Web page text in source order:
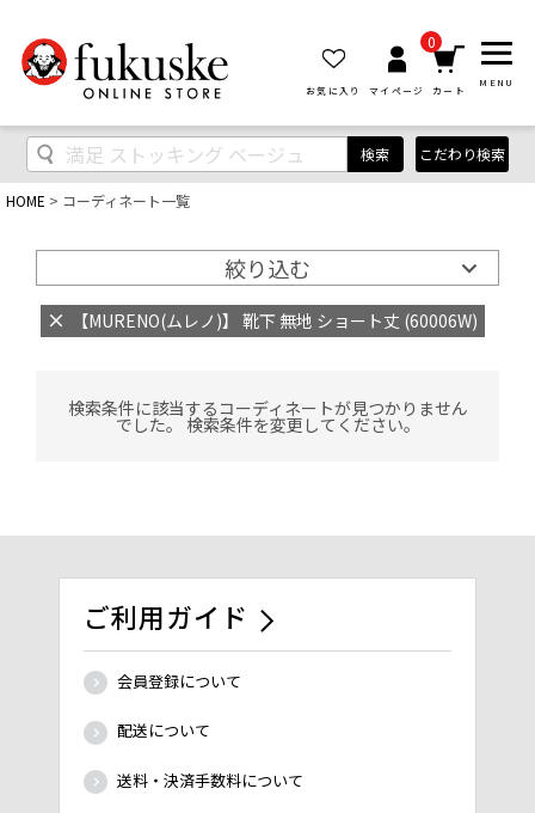
お気に入り マイページ
0
カート
MENU
検索 こだわり検索
HOME コーディネート一覧
絞り込む
【MURENO(ムレノ)】 靴下 無地 ショート丈 (60006W)
検索条件に該当するコーディネートが見つかりません
でした。 検索条件を変更してください。
ご利用ガイド
会員登録について
配送について
送料・決済手数料について